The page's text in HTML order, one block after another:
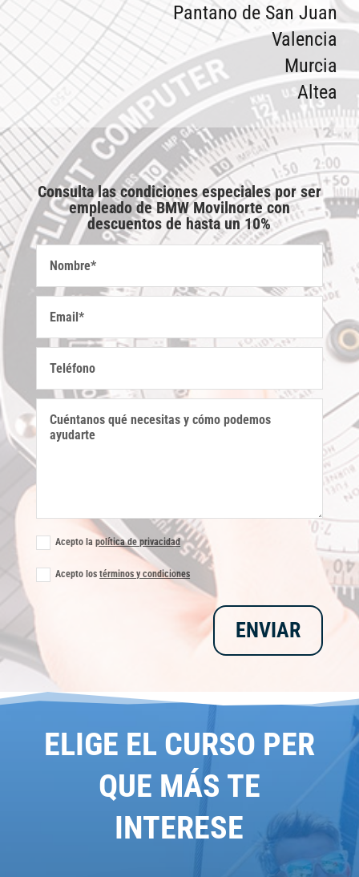
Pantano de San Juan
Valencia
Murcia
Altea
Consulta las condiciones especiales por ser
empleado de BMW Movilnorte con
descuentos de hasta un 10%
Acepto lapolítica de privacidad
Acepto lostérminos y condiciones
ENVIAR
ELIGE EL CURSO PER
QUE MÁS TE
INTERESE